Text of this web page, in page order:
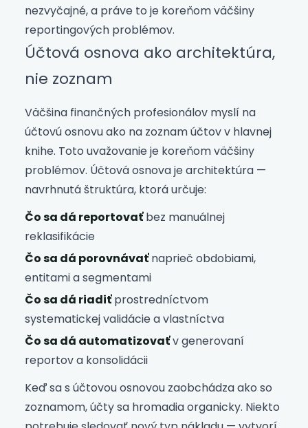
nezvyčajné, a práve to je koreňom väčšiny
reportingových problémov.
Účtová osnova ako architektúra,
nie zoznam
Väčšina finančných profesionálov myslí na
účtovú osnovu ako na zoznam účtov v hlavnej
knihe. Toto uvažovanie je koreňom väčšiny
problémov. Účtová osnova je architektúra —
navrhnutá štruktúra, ktorá určuje:
Čo sa dá reportovaťbez manuálnej
reklasifikácie
Čo sa dá porovnávaťnaprieč obdobiami,
entitami a segmentami
Čo sa dá riadiťprostredníctvom
systematickej validácie a vlastníctva
Čo sa dá automatizovaťv generovaní
reportov a konsolidácii
Keď sa s účtovou osnovou zaobchádza ako so
zoznamom, účty sa hromadia organicky. Niekto